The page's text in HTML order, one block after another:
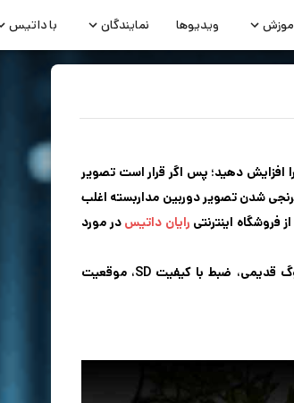
ویدیوها نمایندگان با داتیس
افزایش دهید؛ پس اگر قرار است تصویر
شدن تصویر دوربین مداربسته اغلب
اینترنتی رایان داتیس در مورد
علت شطرنجی شدن تصویر دوربین مداربسته می‌تواند به عدم نگهداری منظم، استفاده از دوربین‌های آنالوگ قدیمی، ضبط با کیفیت SD، موقعیت